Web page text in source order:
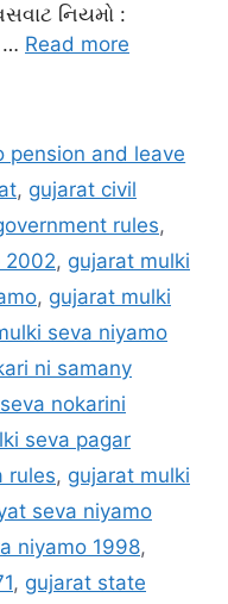
નિયમો :
… Read more
pension and leave
, gujarat civil
rules,
2002, gujarat mulki
, gujarat mulki
seva niyamo
ni samany
nokarini
seva pagar
rules, gujarat mulki
seva niyamo
niyamo 1998,
, gujarat state